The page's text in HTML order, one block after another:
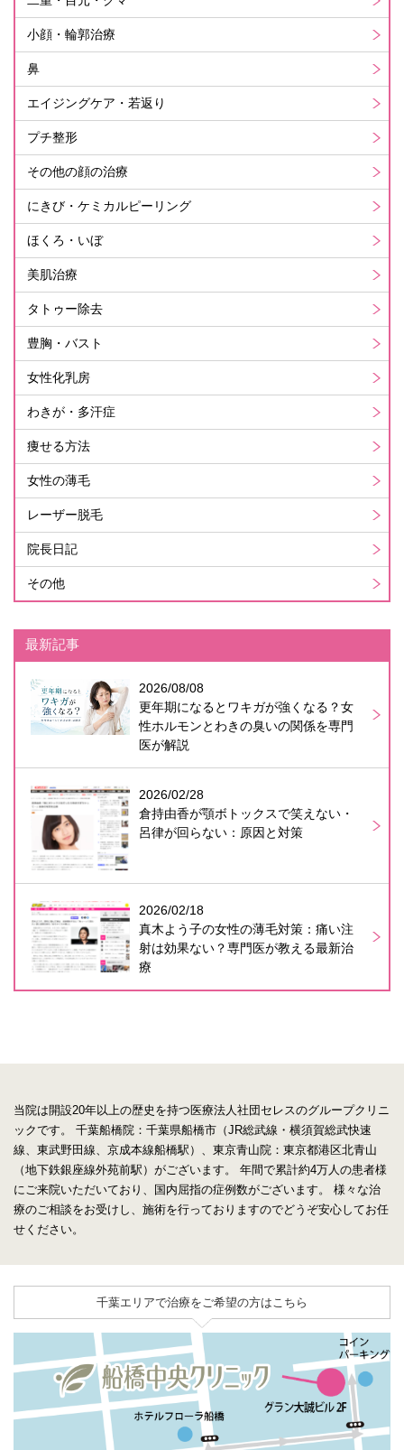
小顔・輪郭治療
鼻
エイジングケア・若返り
プチ整形
その他の顔の治療
にきび・ケミカルピーリング
ほくろ・いぼ
美肌治療
タトゥー除去
豊胸・バスト
女性化乳房
わきが・多汗症
痩せる方法
女性の薄毛
レーザー脱毛
院長日記
その他
最新記事
2026/08/08
更年期になるとワキガが強くなる？女
性ホルモンとわきの臭いの関係を専門
医が解説
2026/02/28
倉持由香が顎ボトックスで笑えない・
呂律が回らない：原因と対策
2026/02/18
真木よう子の女性の薄毛対策：痛い注
射は効果ない？専門医が教える最新治
療
当院は開設20年以上の歴史を持つ医療法人社団セレスのグループクリニ
ックです。
千葉船橋院：千葉県船橋市（JR総武線・横須賀総武快速
線、東武野田線、京成本線船橋駅）、東京青山院：東京都港区北青山
（地下鉄銀座線外苑前駅）がございます。
年間で累計約4万人の患者様
にご来院いただいており、国内屈指の症例数がございます。
様々な治
療のご相談をお受けし、施術を行っておりますのでどうぞ安心してお任
せください。
千葉エリアで治療をご希望の方はこちら